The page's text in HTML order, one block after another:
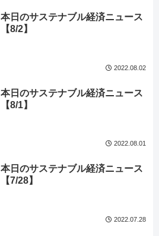
本日のサステナブル経済ニュース
【8/2】
2022.08.02
本日のサステナブル経済ニュース
【8/1】
2022.08.01
本日のサステナブル経済ニュース
【7/28】
2022.07.28